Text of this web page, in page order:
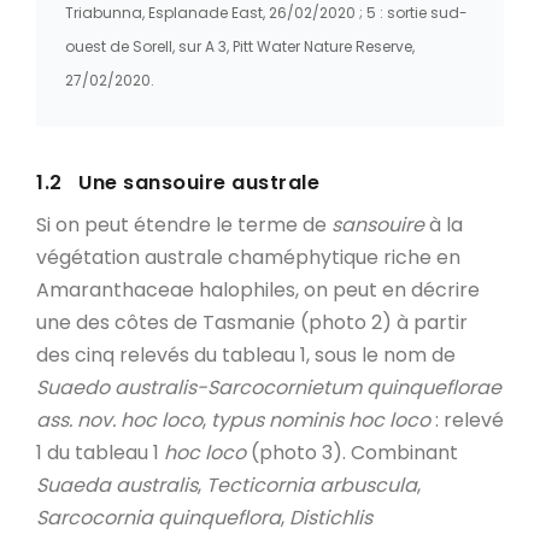
Triabunna, Esplanade East, 26/02/2020 ; 5 : sortie sud-
ouest de Sorell, sur A 3, Pitt Water Nature Reserve,
27/02/2020.
1.2 Une sansouire australe
Si on peut étendre le terme de sansouireà la
végétation australe chaméphytique riche en
Amaranthaceae halophiles, on peut en décrire
une des côtes de Tasmanie (photo 2) à partir
des cinq relevés du tableau 1, sous le nom de
Suaedo australis-Sarcocornietum quinqueflorae
ass. nov. hoc loco, typus nominis hoc loco: relevé
1 du tableau 1 hoc loco(photo 3). Combinant
Suaeda australis, Tecticornia arbuscula,
Sarcocornia quinqueflora, Distichlis